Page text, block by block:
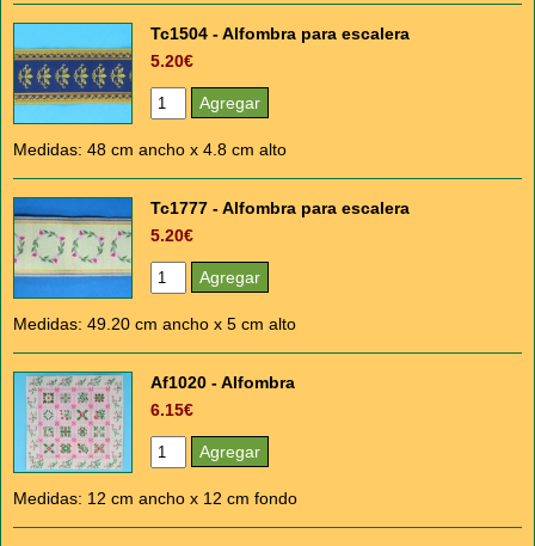
Tc1504 - Alfombra para escalera
5.20€
Medidas: 48 cm ancho x 4.8 cm alto
Tc1777 - Alfombra para escalera
5.20€
Medidas: 49.20 cm ancho x 5 cm alto
Af1020 - Alfombra
6.15€
Medidas: 12 cm ancho x 12 cm fondo